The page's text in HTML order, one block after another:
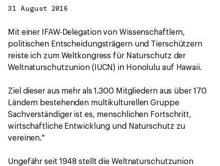
31 August 2016
Mit einer IFAW-Delegation von Wissenschaftlern,
politischen Entscheidungsträgern und Tierschützern
reiste ich zum Weltkongress für Naturschutz der
Weltnaturschutzunion (IUCN) in Honolulu auf Hawaii.
Ziel dieser aus mehr als 1.300 Mitgliedern aus über 170
Ländern bestehenden multikulturellen Gruppe
Sachverständiger ist es, menschlichen Fortschritt,
wirtschaftliche Entwicklung und Naturschutz zu
vereinen."
Ungefähr seit 1948 stellt die Weltnaturschutzunion